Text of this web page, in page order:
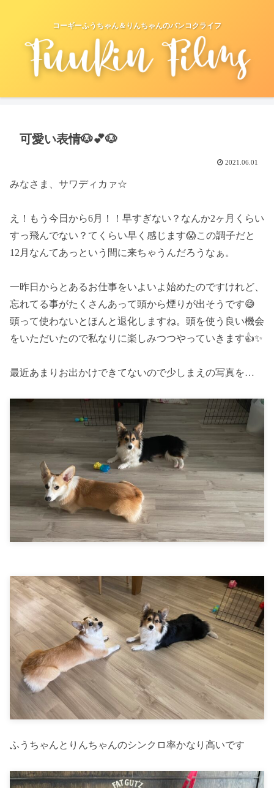
コーギーふうちゃん＆りんちゃんのバンコクライフ
可愛い表情🐶💕🐶
2021.06.01
みなさま、サワディカァ☆
え！もう今日から6月！！早すぎない？なんか2ヶ月くらい
すっ飛んでない？てくらい早く感じます😱この調子だと
12月なんてあっという間に来ちゃうんだろうなぁ。
一昨日からとあるお仕事をいよいよ始めたのですけれど、
忘れてる事がたくさんあって頭から煙りが出そうです😅
頭って使わないとほんと退化しますね。頭を使う良い機会
をいただいたので私なりに楽しみつつやっていきます👍✨
最近あまりお出かけできてないので少しまえの写真を…
ふうちゃんとりんちゃんのシンクロ率かなり高いです